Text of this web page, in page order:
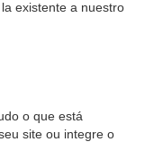
existente a nuestro
o que está
site ou integre o